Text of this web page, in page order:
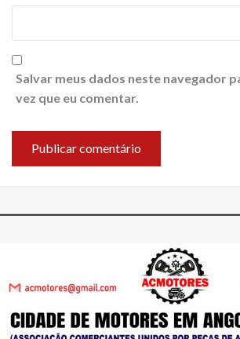
Salvar meus dados neste navegador
vez que eu comentar.